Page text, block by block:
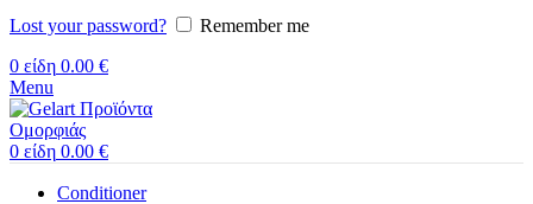
Lost your password?
Remember me
0 είδη 0.00 €
Menu
0 είδη 0.00 €
Conditioner